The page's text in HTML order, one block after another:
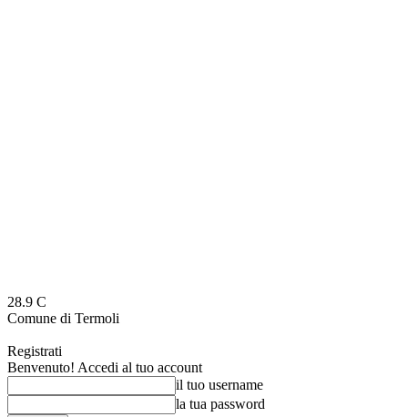
28.9 C
Comune di Termoli
Registrati
Benvenuto! Accedi al tuo account
il tuo username
la tua password